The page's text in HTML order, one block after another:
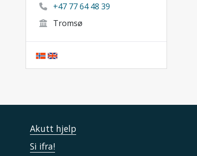
+47 77 64 48 39
Tromsø
Akutt hjelp
Si ifra!